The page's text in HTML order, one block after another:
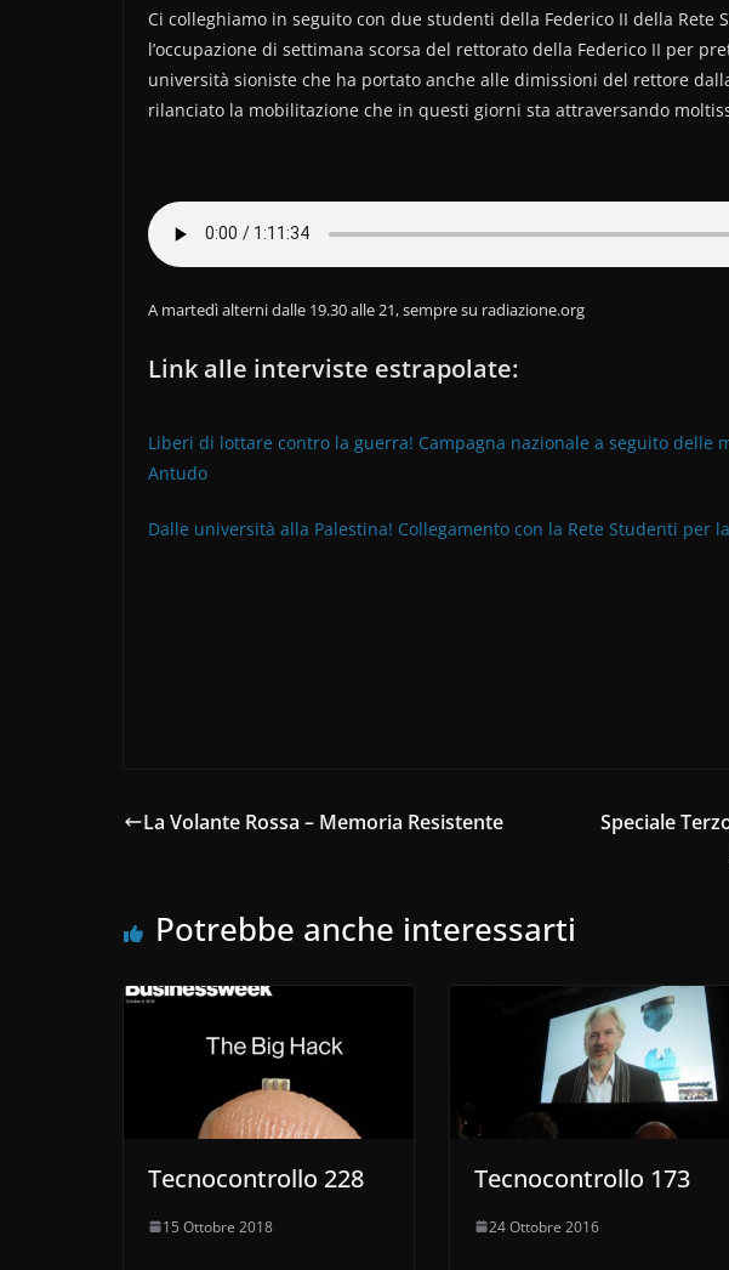
Ci colleghiamo in seguito con due studenti della Federico II della Rete
l’occupazione di settimana scorsa del rettorato della Federico II per
università sioniste che ha portato anche alle dimissioni del rettore
rilanciato la mobilitazione che in questi giorni sta attraversando
A martedì alterni dalle 19.30 alle 21, sempre su radiazione.org
Link alle interviste estrapolate:
Liberi di lottare contro la guerra! Campagna nazionale a seguito delle
Antudo
Dalle università alla Palestina! Collegamento con la Rete Studenti per
La Volante Rossa – Memoria Resistente
Speciale
Potrebbe anche interessarti
Tecnocontrollo 228
15 Ottobre 2018
Tecnocontrollo 173
24 Ottobre 2016